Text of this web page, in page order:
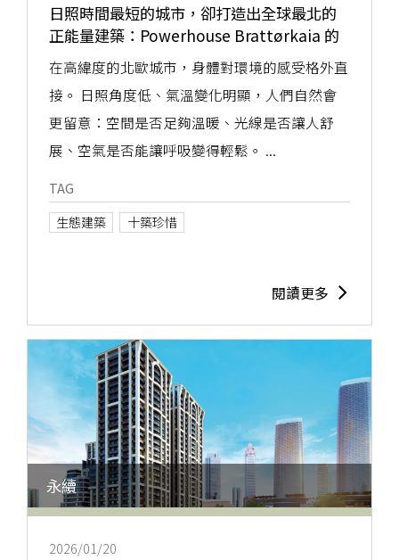
日照時間最短的城市，卻打造出全球最北的
正能量建築：Powerhouse Brattørkaia 的
建築智慧
在高緯度的北歐城市，身體對環境的感受格外直
接。 日照角度低、氣溫變化明顯，人們自然會
更留意：空間是否足夠溫暖、光線是否讓人舒
展、空氣是否能讓呼吸變得輕鬆。 ...
TAG
生態建築
十築珍惜
閱讀更多
永續
2026/01/20